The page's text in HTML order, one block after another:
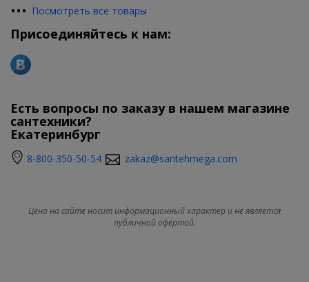
••• Посмотреть все товары
Присоединяйтесь к нам:
Есть вопросы по заказу в нашем магазине
сантехники?
Екатеринбург
8-800-350-50-54 zakaz@santehmega.com
Цена на сайте носит информационный характер и не является
публичной офертой.